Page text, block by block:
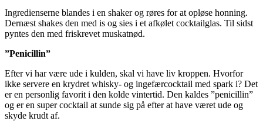
Ingredienserne blandes i en shaker og røres for at opløse honning.
Dernæst shakes den med is og sies i et afkølet cocktailglas. Til sidst
pyntes den med friskrevet muskatnød.
”Penicillin”
Efter vi har være ude i kulden, skal vi have liv kroppen. Hvorfor
ikke servere en krydret whisky- og ingefærcocktail med spark i? Det
er en personlig favorit i den kolde vintertid. Den kaldes ”penicillin”
og er en super cocktail at sunde sig på efter at have været ude og
skyde krudt af.